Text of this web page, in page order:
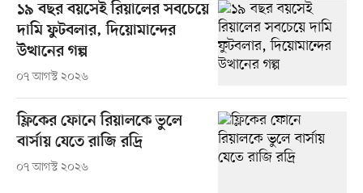
১৯ বছর বয়সেই রিয়ালের সবচেয়ে
দামি ফুটবলার, দিয়োমান্দের
উত্থানের গল্প
০৭ আগস্ট ২০২৬
ফ্লিকের ফোনে রিয়ালকে ভুলে
বার্সায় যেতে রাজি রদ্রি
০৭ আগস্ট ২০২৬